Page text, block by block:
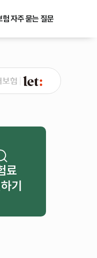
험 자주 묻는 질문
료
기